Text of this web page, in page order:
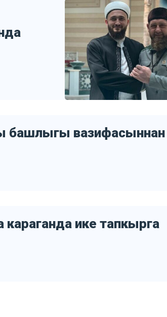
башлыгы вазифасыннан
ике тапкырга